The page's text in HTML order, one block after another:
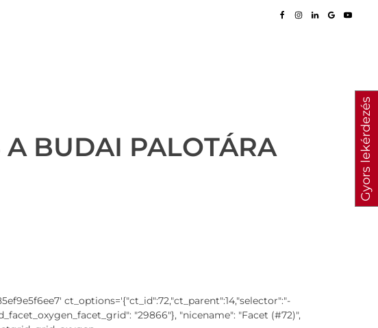
BUDAI PALOTÁRA
ct_options='{"ct_id":72,"ct_parent":14,"selector":"-
"29866"}, "nicename": "Facet (#72)",
Gyors lekérdezés